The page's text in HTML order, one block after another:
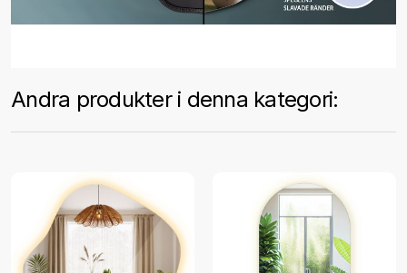
Andra produkter i denna kategori: